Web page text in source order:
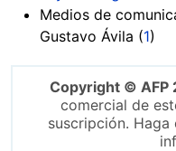
Medios de
Gustavo Ávila (1)
Copyright © AFP
comercial de
suscripción. Haga